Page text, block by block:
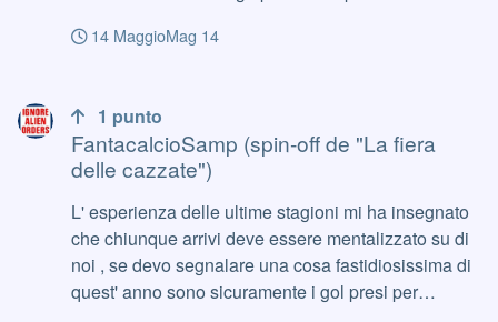
raccoglierla, rinunciando a due Sampdoriani, magari
Lombardo, dovrebbe essere vietato puntare su
improbabili nomi esotici. Abbiamo già dato
Aggiungo che a me preoccupa anche l'eventuale
rimozione di Fiorella. Andatosene Manfredi, rimane
lui come uomo che ha seguito dall'inizio il rapporto
con le banche, i creditori, le istituzioni ecc ecc. E'
vero che i soldi ai creditori li hai restituiti, ma ci sono
14 MaggioMag 14
FantacalcioSamp (spin-off de "La fiera
delle cazzate")
1 punto
L' esperienza delle ultime stagioni mi ha insegnato
che chiunque arrivi deve essere mentalizzato su di
noi , se devo segnalare una cosa fastidiosissima di
quest' anno sono sicuramente i gol presi per